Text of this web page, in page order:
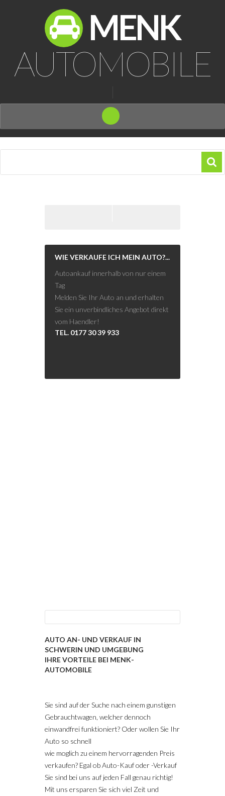
MENK
AUTOMOBILE
WIE VERKAUFE ICH MEIN AUTO?...
Autoankauf innerhalb von nur einem
Tag
Melden Sie Ihr Auto an und erhalten
Sie ein unverbindliches Angebot direkt
vom Haendler!
TEL. 0177 30 39 933
AUTO AN- UND VERKAUF IN
SCHWERIN UND UMGEBUNG
IHRE VORTEILE BEI MENK-
AUTOMOBILE
Sie sind auf der Suche nach einem gunstigen
Gebrauchtwagen, welcher dennoch
einwandfrei funktioniert? Oder wollen Sie Ihr
Auto so schnell
wie moglich zu einem hervorragenden Preis
verkaufen? Egal ob Auto-Kauf oder -Verkauf
Sie sind bei uns auf jeden Fall genau richtig!
Mit uns ersparen Sie sich viel Zeit und